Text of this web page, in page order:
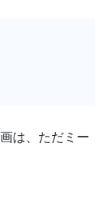
は、ただミー